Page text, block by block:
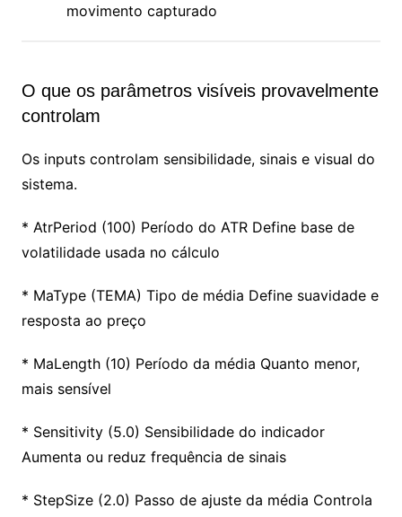
movimento capturado
O que os parâmetros visíveis provavelmente
controlam
Os inputs controlam sensibilidade, sinais e visual do
sistema.
* AtrPeriod (100) Período do ATR Define base de
volatilidade usada no cálculo
* MaType (TEMA) Tipo de média Define suavidade e
resposta ao preço
* MaLength (10) Período da média Quanto menor,
mais sensível
* Sensitivity (5.0) Sensibilidade do indicador
Aumenta ou reduz frequência de sinais
* StepSize (2.0) Passo de ajuste da média Controla